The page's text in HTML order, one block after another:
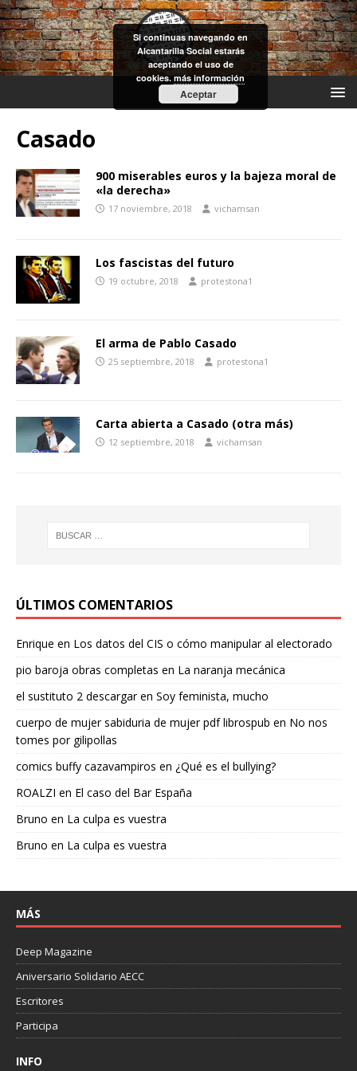
Casado
900 miserables euros y la bajeza moral de
«la derecha»
17 noviembre, 2018 vichamsan
Los fascistas del futuro
19 octubre, 2018 protestona1
El arma de Pablo Casado
25 septiembre, 2018 protestona1
Carta abierta a Casado (otra más)
12 septiembre, 2018 vichamsan
ÚLTIMOS COMENTARIOS
Enrique en Los datos del CIS o cómo manipular al electorado
pio baroja obras completas en La naranja mecánica
el sustituto 2 descargaren Soy feminista, mucho
cuerpo de mujer sabiduria de mujer pdf librospub en No nos
tomes por gilipollas
comics buffy cazavampiros en ¿Qué es el bullying?
ROALZI en El caso del Bar España
Bruno en La culpa es vuestra
Bruno en La culpa es vuestra
MÁS
Deep Magazine
Aniversario Solidario AECC
Escritores
Participa
INFO
Si continuas navegando en
Alcantarilla Social estarás
aceptando el uso de
cookies.más información
Aceptar